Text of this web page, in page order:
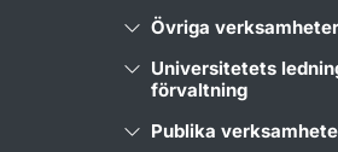
Övriga verksamheter
Universitetets
förvaltning
Publika